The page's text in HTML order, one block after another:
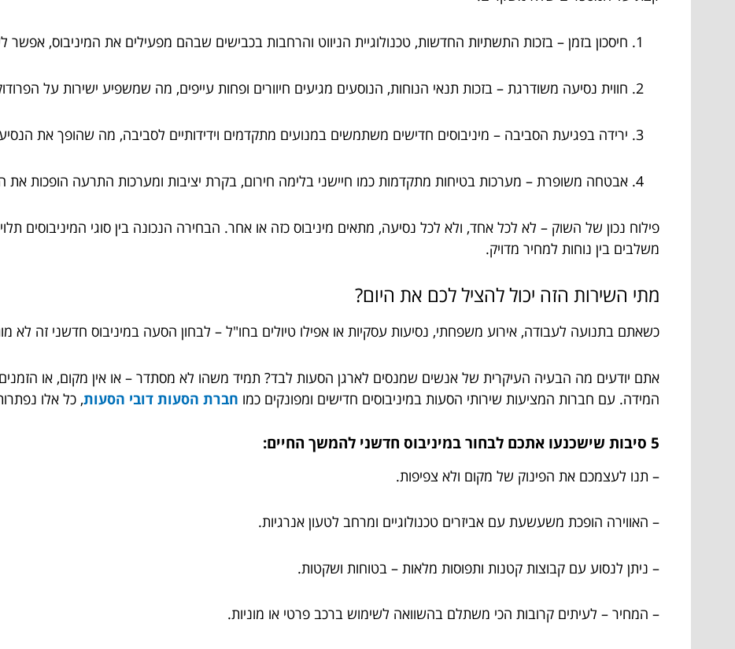
חיסכון בזמן – בזכות התשתיות החדשות, טכנולוגיית הניווט והרחבות בכבישים שבהם מפעילים את המיניבוס, אפשר
חווית נסיעה משודרגת – בזכות תנאי הנוחות, הנוסעים מגיעים חיוורים ופחות עייפים, מה שמשפיע ישירות על
ירידה בפגיעת הסביבה – מיניבוסים חדישים משתמשים במנועים מתקדמים וידידותיים לסביבה, מה שהופך את
אבטחה משופרת – מערכות בטיחות מתקדמות כמו חיישני בלימה חירום, בקרת יציבות ומערכות התרעה הופכות את
פילוח נכון של השוק – לא לכל אחד, ולא לכל נסיעה, מתאים מיניבוס כזה או אחר. הבחירה הנכונה בין סוגי המיניבוסים
משלבים בין נוחות למחיר מדויק.
מתי השירות הזה יכול להציל לכם את היום?
כשאתם בתנועה לעבודה, אירוע משפחתי, נסיעות עסקיות או אפילו טיולים בחו"ל – לבחון הסעה במיניבוס חדשני זה
אתם יודעים מה הבעיה העיקרית של אנשים שמנסים לארגן הסעות לבד? תמיד משהו לא מסתדר – או אין מקום, או
המידה. עם חברות המציעות שירותי הסעות במיניבוסים חדישים ומפונקים כמו חברת הסעות דובי הסעות, כל אלו
5 סיבות שישכנעו אתכם לבחור במיניבוס חדשני להמשך החיים:
– תנו לעצמכם את הפינוק של מקום ולא צפיפות.
– האווירה הופכת משעשעת עם אביזרים טכנולוגיים ומרחב לטעון אנרגיות.
– ניתן לנסוע עם קבוצות קטנות ותפוסות מלאות – בטוחות ושקטות.
– המחיר – לעיתים קרובות הכי משתלם בהשוואה לשימוש ברכב פרטי או מוניות.